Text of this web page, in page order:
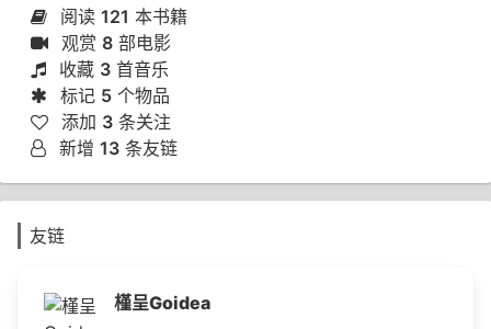
阅读 121 本书籍
观赏 8 部电影
收藏 3 首音乐
标记 5 个物品
添加 3 条关注
新增 13 条友链
友链
槿呈Goidea